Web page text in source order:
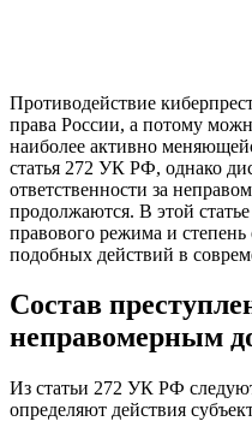
Противодействие
права России, а потому
наиболее активно
статья 272 УК РФ, однако
ответственности за
продолжаются. В этой
правового режима и степень
подобных действий в
Состав
неправомерным
Из статьи 272 УК РФ
определяют действия